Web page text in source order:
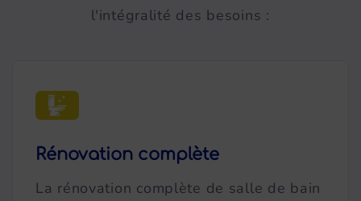
l'intégralité des besoins :
Rénovation complète
La rénovation complète de salle de bain